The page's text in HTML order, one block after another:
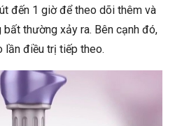
đến 1 giờ để theo dõi thêm và
thường xảy ra. Bên cạnh đó,
lần điều trị tiếp theo.